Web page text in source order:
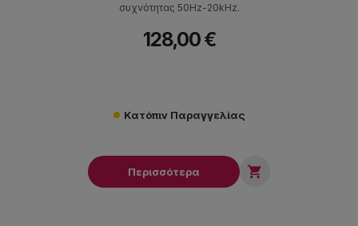
συχνότητας 50Hz-20kHz.
128,00 €
Κατόπιν Παραγγελίας
Περισσότερα 